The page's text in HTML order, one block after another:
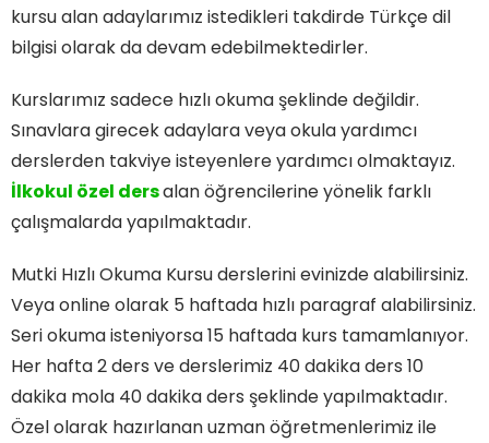
kursu alan adaylarımız istedikleri takdirde Türkçe dil
bilgisi olarak da devam edebilmektedirler.
Kurslarımız sadece hızlı okuma şeklinde değildir.
Sınavlara girecek adaylara veya okula yardımcı
derslerden takviye isteyenlere yardımcı olmaktayız.
İlkokul özel dersalan öğrencilerine yönelik farklı
çalışmalarda yapılmaktadır.
Mutki Hızlı Okuma Kursu derslerini evinizde alabilirsiniz.
Veya online olarak 5 haftada hızlı paragraf alabilirsiniz.
Seri okuma isteniyorsa 15 haftada kurs tamamlanıyor.
Her hafta 2 ders ve derslerimiz 40 dakika ders 10
dakika mola 40 dakika ders şeklinde yapılmaktadır.
Özel olarak hazırlanan uzman öğretmenlerimiz ile